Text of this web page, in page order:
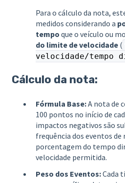
Para o cálculo da nota,
medidos considerando a
tempo que o veículo ou
do limite de velocidade (
velocidade/tempo
Cálculo da nota:
Fórmula Base:A nota de
100 pontos no início de
impactos negativos são
frequência dos eventos de
porcentagem do tempo
velocidade permitida.
Peso dos Eventos:Cada